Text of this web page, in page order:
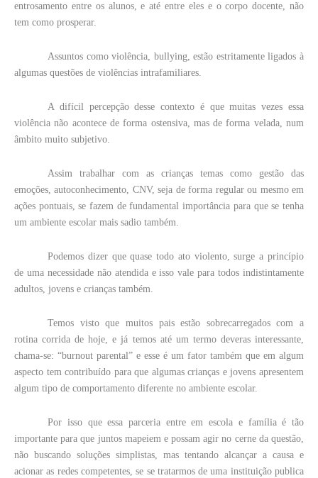
entrosamento entre os alunos, e até entre eles e o corpo docente, não
tem como prosperar.
Assuntos como violência, bullying, estão estritamente ligados à
algumas questões de violências intrafamiliares.
A difícil percepção desse contexto é que muitas vezes essa
violência não acontece de forma ostensiva, mas de forma velada, num
âmbito muito subjetivo.
Assim trabalhar com as crianças temas como gestão das
emoções, autoconhecimento, CNV, seja de forma regular ou mesmo em
ações pontuais, se fazem de fundamental importância para que se tenha
um ambiente escolar mais sadio também.
Podemos dizer que quase todo ato violento, surge a princípio
de uma necessidade não atendida e isso vale para todos indistintamente
adultos, jovens e crianças também.
Temos visto que muitos pais estão sobrecarregados com a
rotina corrida de hoje, e já temos até um termo deveras interessante,
chama-se: “burnout parental” e esse é um fator também que em algum
aspecto tem contribuído para que algumas crianças e jovens apresentem
algum tipo de comportamento diferente no ambiente escolar.
Por isso que essa parceria entre em escola e família é tão
importante para que juntos mapeiem e possam agir no cerne da questão,
não buscando soluções simplistas, mas tentando alcançar a causa e
acionar as redes competentes, se se tratarmos de uma instituição publica